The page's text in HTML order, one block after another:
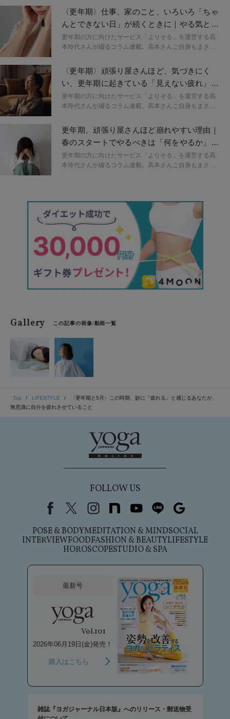
響について、体験を交えてお話しいただきます。
〈更年期〉仕事、家のこと、いろいろ「ちゃ
んとできない日」が続くときに｜やる気とエ
ネルギーの整え方
更年期の方に向けたサービス「よりそる」を運営する高
本玲代さんが綴るコラム連載。高本さんご自身もまさに
響について、体験を交えてお話しいただきます。
〈更年期〉頑張り屋さんほど、気づきにく
い、更年期に起きている「見えない疲れ」の
話
更年期の方に向けたサービス「よりそる」を運営する高
本玲代さんが綴るコラム連載。高本さんご自身もまさに
響について、体験を交えてお話しいただきます。
更年期、頑張り屋さんほど崩れやすい理由｜
春のスタートでやるべきは「何をやるか」よ
り「何をやらないか」を決めること
更年期の方に向けたサービス「よりそる」を運営する高
本玲代さんが綴るコラム連載。高本さんご自身もまさに
Gallery この記事の画像/動画一覧
Top LIFESTYLE
〈更年期と5月〉この時期、妙に「疲れる」と感じるあなたが、
無意識に自分を疲れさせていること
FOLLOW US
FacebookX（旧Twitter）
instagram
note youtubeline
POSE & BODYMEDITATION & MINDSOCIAL
INTERVIEWFOODFASHION & BEAUTYLIFESTYLE
HOROSCOPESTUDIO & SPA
最新号
Vol.101
2026年06月19日(金)発売！
購入はこちら
雑誌『ヨガジャーナル日本版』へのリリース・郵送物受